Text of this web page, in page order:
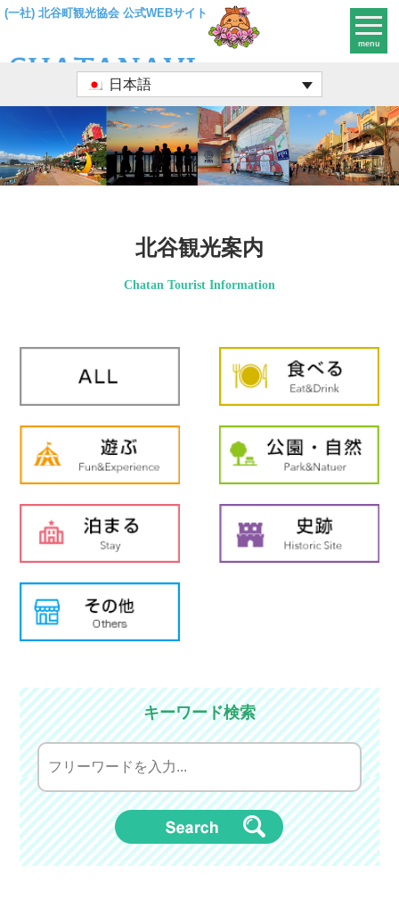
(一社) 北谷町観光協会 公式WEBサイト
日本語
menu
北谷観光案内
Chatan Tourist Information
キーワード検索